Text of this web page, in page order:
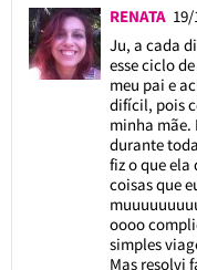
RENATA
Ju, a cada
esse ciclo
meu pai e
difícil, pois
minha mãe.
durante
fiz o que ela
coisas que
oooo
simples
Mas resolvi